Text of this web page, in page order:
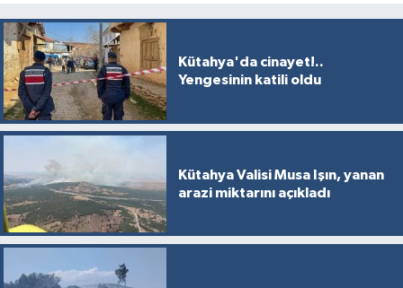
Kütahya'da cinayet!..
Yengesinin katili oldu
Kütahya Valisi Musa Işın, yanan
arazi miktarını açıkladı
Türkiye
Video Galeri
Yaşam
Yemek Tarifleri